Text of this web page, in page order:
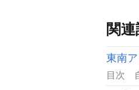
関
東南
目次